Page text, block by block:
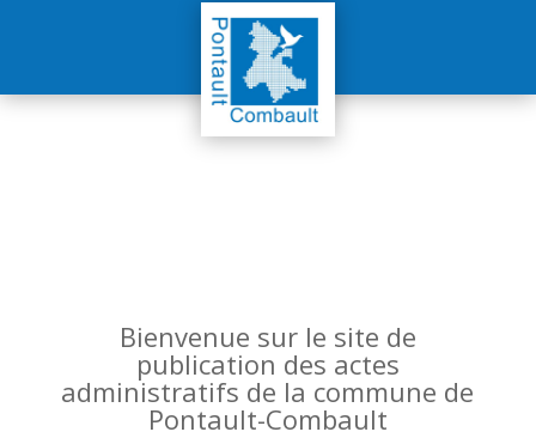
Bienvenue sur le site de
publication des actes
administratifs de la commune de
Pontault-Combault